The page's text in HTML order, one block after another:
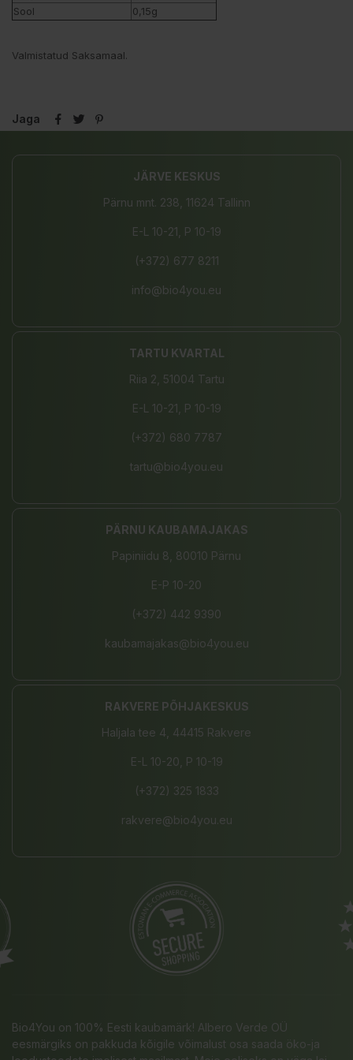
Sool
0,15g
Valmistatud Saksamaal.
Jaga
JÄRVE KESKUS
Pärnu mnt. 238, 11624 Tallinn
E-L 10-21, P 10-19
(+372) 677 8211
info@bio4you.eu
TARTU KVARTAL
Riia 2, 51004 Tartu
E-L 10-21, P 10-19
(+372) 680 7787
tartu@bio4you.eu
PÄRNU KAUBAMAJAKAS
Papiniidu 8, 80010 Pärnu
E-P 10-20
(+372) 442 9390
kaubamajakas@bio4you.eu
RAKVERE PÕHJAKESKUS
Haljala tee 4, 44415 Rakvere
E-L 10-20, P 10-19
(+372) 325 1833
rakvere@bio4you.eu
Bio4You on 100% Eesti kaubamärk! Albero Verde OÜ
eesmärgiks on pakkuda kõigile võimalust osa saada öko-ja